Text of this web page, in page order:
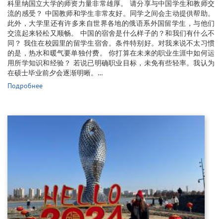
科里纳国立大学的师资力量非常雄厚。 请分享与中国学生和教师交
流的感受？ 中国教师和学生非常友好。同学之间会主动提供帮助。
此外，大学里还有许多来自世界各地的俄语系外国留学生，与他们
交流起来轻松又顺畅。 中国的宿舍是什么样子的？和我们有什么不
同？ 我住在校园里的留学生宿舍。条件特别好。对我来说不太习惯
的是，热水和暖气要单独付费。 你打算在未来的职业生涯中如何运
用所学知识和经验？ 若说已明确职业目标，未免有些轻率。我认为
在硕士毕业前夕会逐渐明晰。…
Подробнее